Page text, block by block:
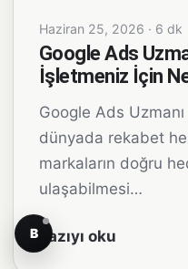
B
Haziran 25, 2026 · 6 dk
Google Ads
İşletmeniz İçin
Google Ads
dünyada rekabet
markaların doğru
ulaşabilmesi…
Yazıyı oku